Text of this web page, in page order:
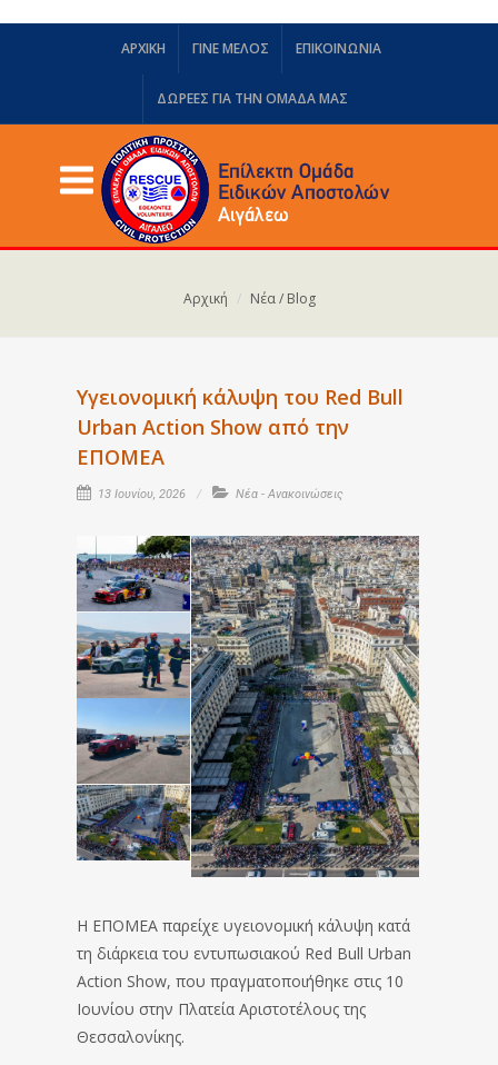
ΑΡΧΙΚΗ ΓΙΝΕ ΜΕΛΟΣ ΕΠΙΚΟΙΝΩΝΙΑ
ΔΩΡΕΈΣ ΓΙΑ ΤΗΝ ΟΜΆΔΑ ΜΑΣ
Αρχική Νέα / Blog
Υγειονομική κάλυψη του Red Bull
Urban Action Show από την
ΕΠΟΜΕΑ
13 Ιουνίου, 2026 Νέα - Ανακοινώσεις
Η ΕΠΟΜΕΑ παρείχε υγειονομική κάλυψη κατά
τη διάρκεια του εντυπωσιακού Red Bull Urban
Action Show, που πραγματοποιήθηκε στις 10
Ιουνίου στην Πλατεία Αριστοτέλους της
Θεσσαλονίκης.